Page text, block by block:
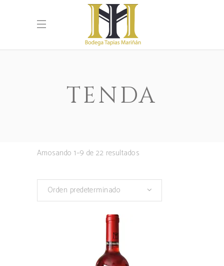
TENDA
Amosando 1–9 de 22 resultados
Orden predeterminado